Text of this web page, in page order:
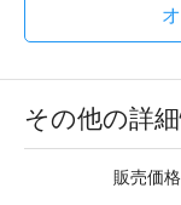
その他の詳
販売価格